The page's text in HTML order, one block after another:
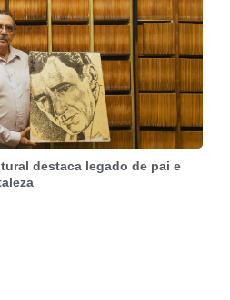
destaca legado de pai e